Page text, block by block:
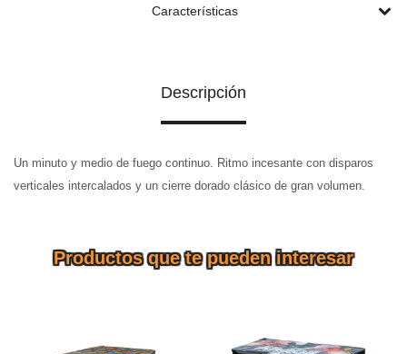
Características
Descripción
Un minuto y medio de fuego continuo. Ritmo incesante con disparos
verticales intercalados y un cierre dorado clásico de gran volumen.
Productos que te pueden interesar